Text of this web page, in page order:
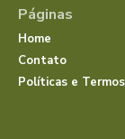
Páginas
Home
Contato
Políticas e